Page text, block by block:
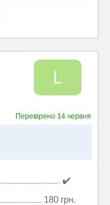
L
Перевірено 14 червня
✔️
180 грн.